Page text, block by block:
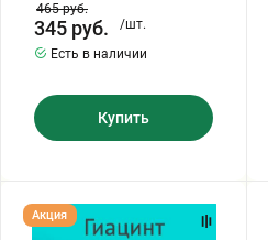
ПАМПАСНАЯ ТРАВА
Кизильник саженец
Олеандр саженцы
Клематис
Гвоздика саженцы
465руб.
345 руб.
/шт.
Есть в наличии
Купить
Гиацинт
"ЙЕЛЛОУСТОУН"
Акция